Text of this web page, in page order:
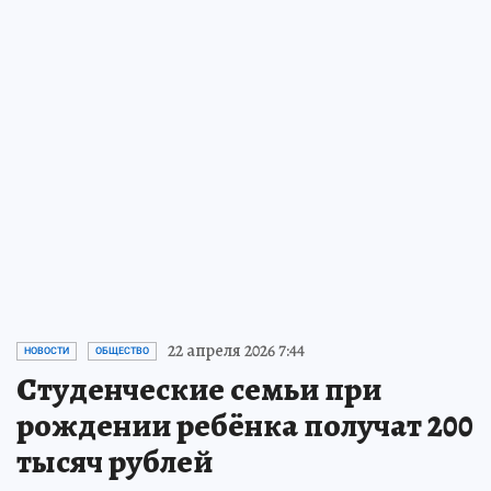
НОВОСТИ ОБЩЕСТВО 22 апреля 2026 7:44
Студенческие семьи при
рождении ребёнка получат 200
тысяч рублей